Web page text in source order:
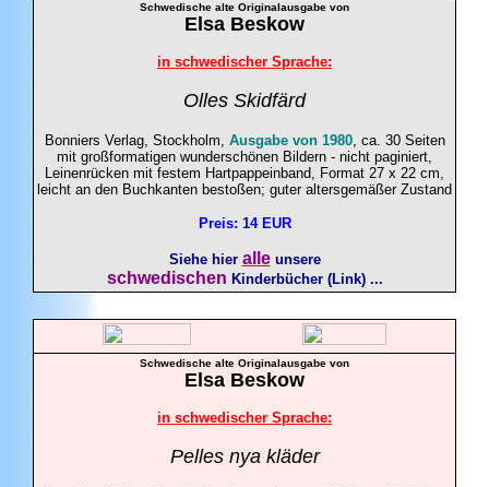
Schwedische alte Originalausgabe von
Elsa Beskow
in schwedischer Sprache:
Olles Skidfärd
Bonniers Verlag, Stockholm, Ausgabe von 1980, ca. 30 Seiten
mit großformatigen wunderschönen Bildern - nicht paginiert,
Leinenrücken mit festem Hartpappeinband, Format 27 x 22 cm,
leicht an den Buchkanten bestoßen; guter altersgemäßer Zustand
Preis: 14 EUR
Siehe hier alleunsere
schwedischen Kinderbücher (Link) ...
Schwedische alte Originalausgabe von
Elsa Beskow
in schwedischer Sprache:
Pelles nya kläder